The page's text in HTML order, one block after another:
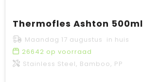
Thermofles Ashton 500ml
Maandag 17 augustus in huis
26642 op voorraad
Stainless Steel, Bamboo, PP